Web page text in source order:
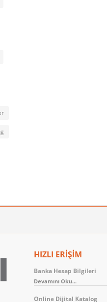
HIZLI ERİŞİM
Banka Hesap Bilgileri
Devamını Oku...
Online Dijital Katalog